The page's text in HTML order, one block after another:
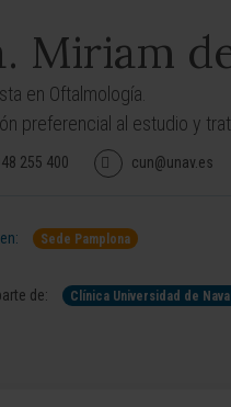
Miriam
en Oftalmología.
preferencial al estudio y
255 400 cun@unav.es
Sede Pamplona
de: Clínica Universidad de